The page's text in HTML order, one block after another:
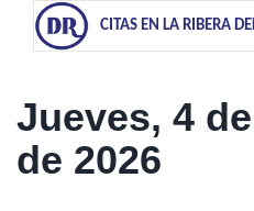
CITAS EN LA RIBERA
Jueves, 4
de 2026